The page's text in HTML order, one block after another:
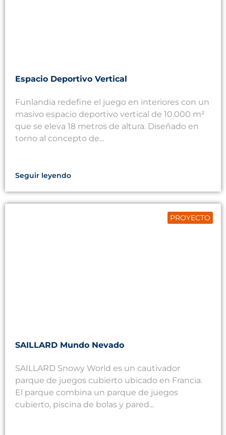
Espacio Deportivo Vertical
Funlandia redefine el juego en interiores con un
masivo espacio deportivo vertical de 10.000 m²
que se eleva 18 metros de altura. Diseñado en
torno al concepto de...
Seguir leyendo
SAILLARD Mundo Nevado
SAILLARD Snowy World es un cautivador
parque de juegos cubierto ubicado en Francia.
El parque combina un parque de juegos
cubierto, piscina de bolas y pared...
PROYECTO